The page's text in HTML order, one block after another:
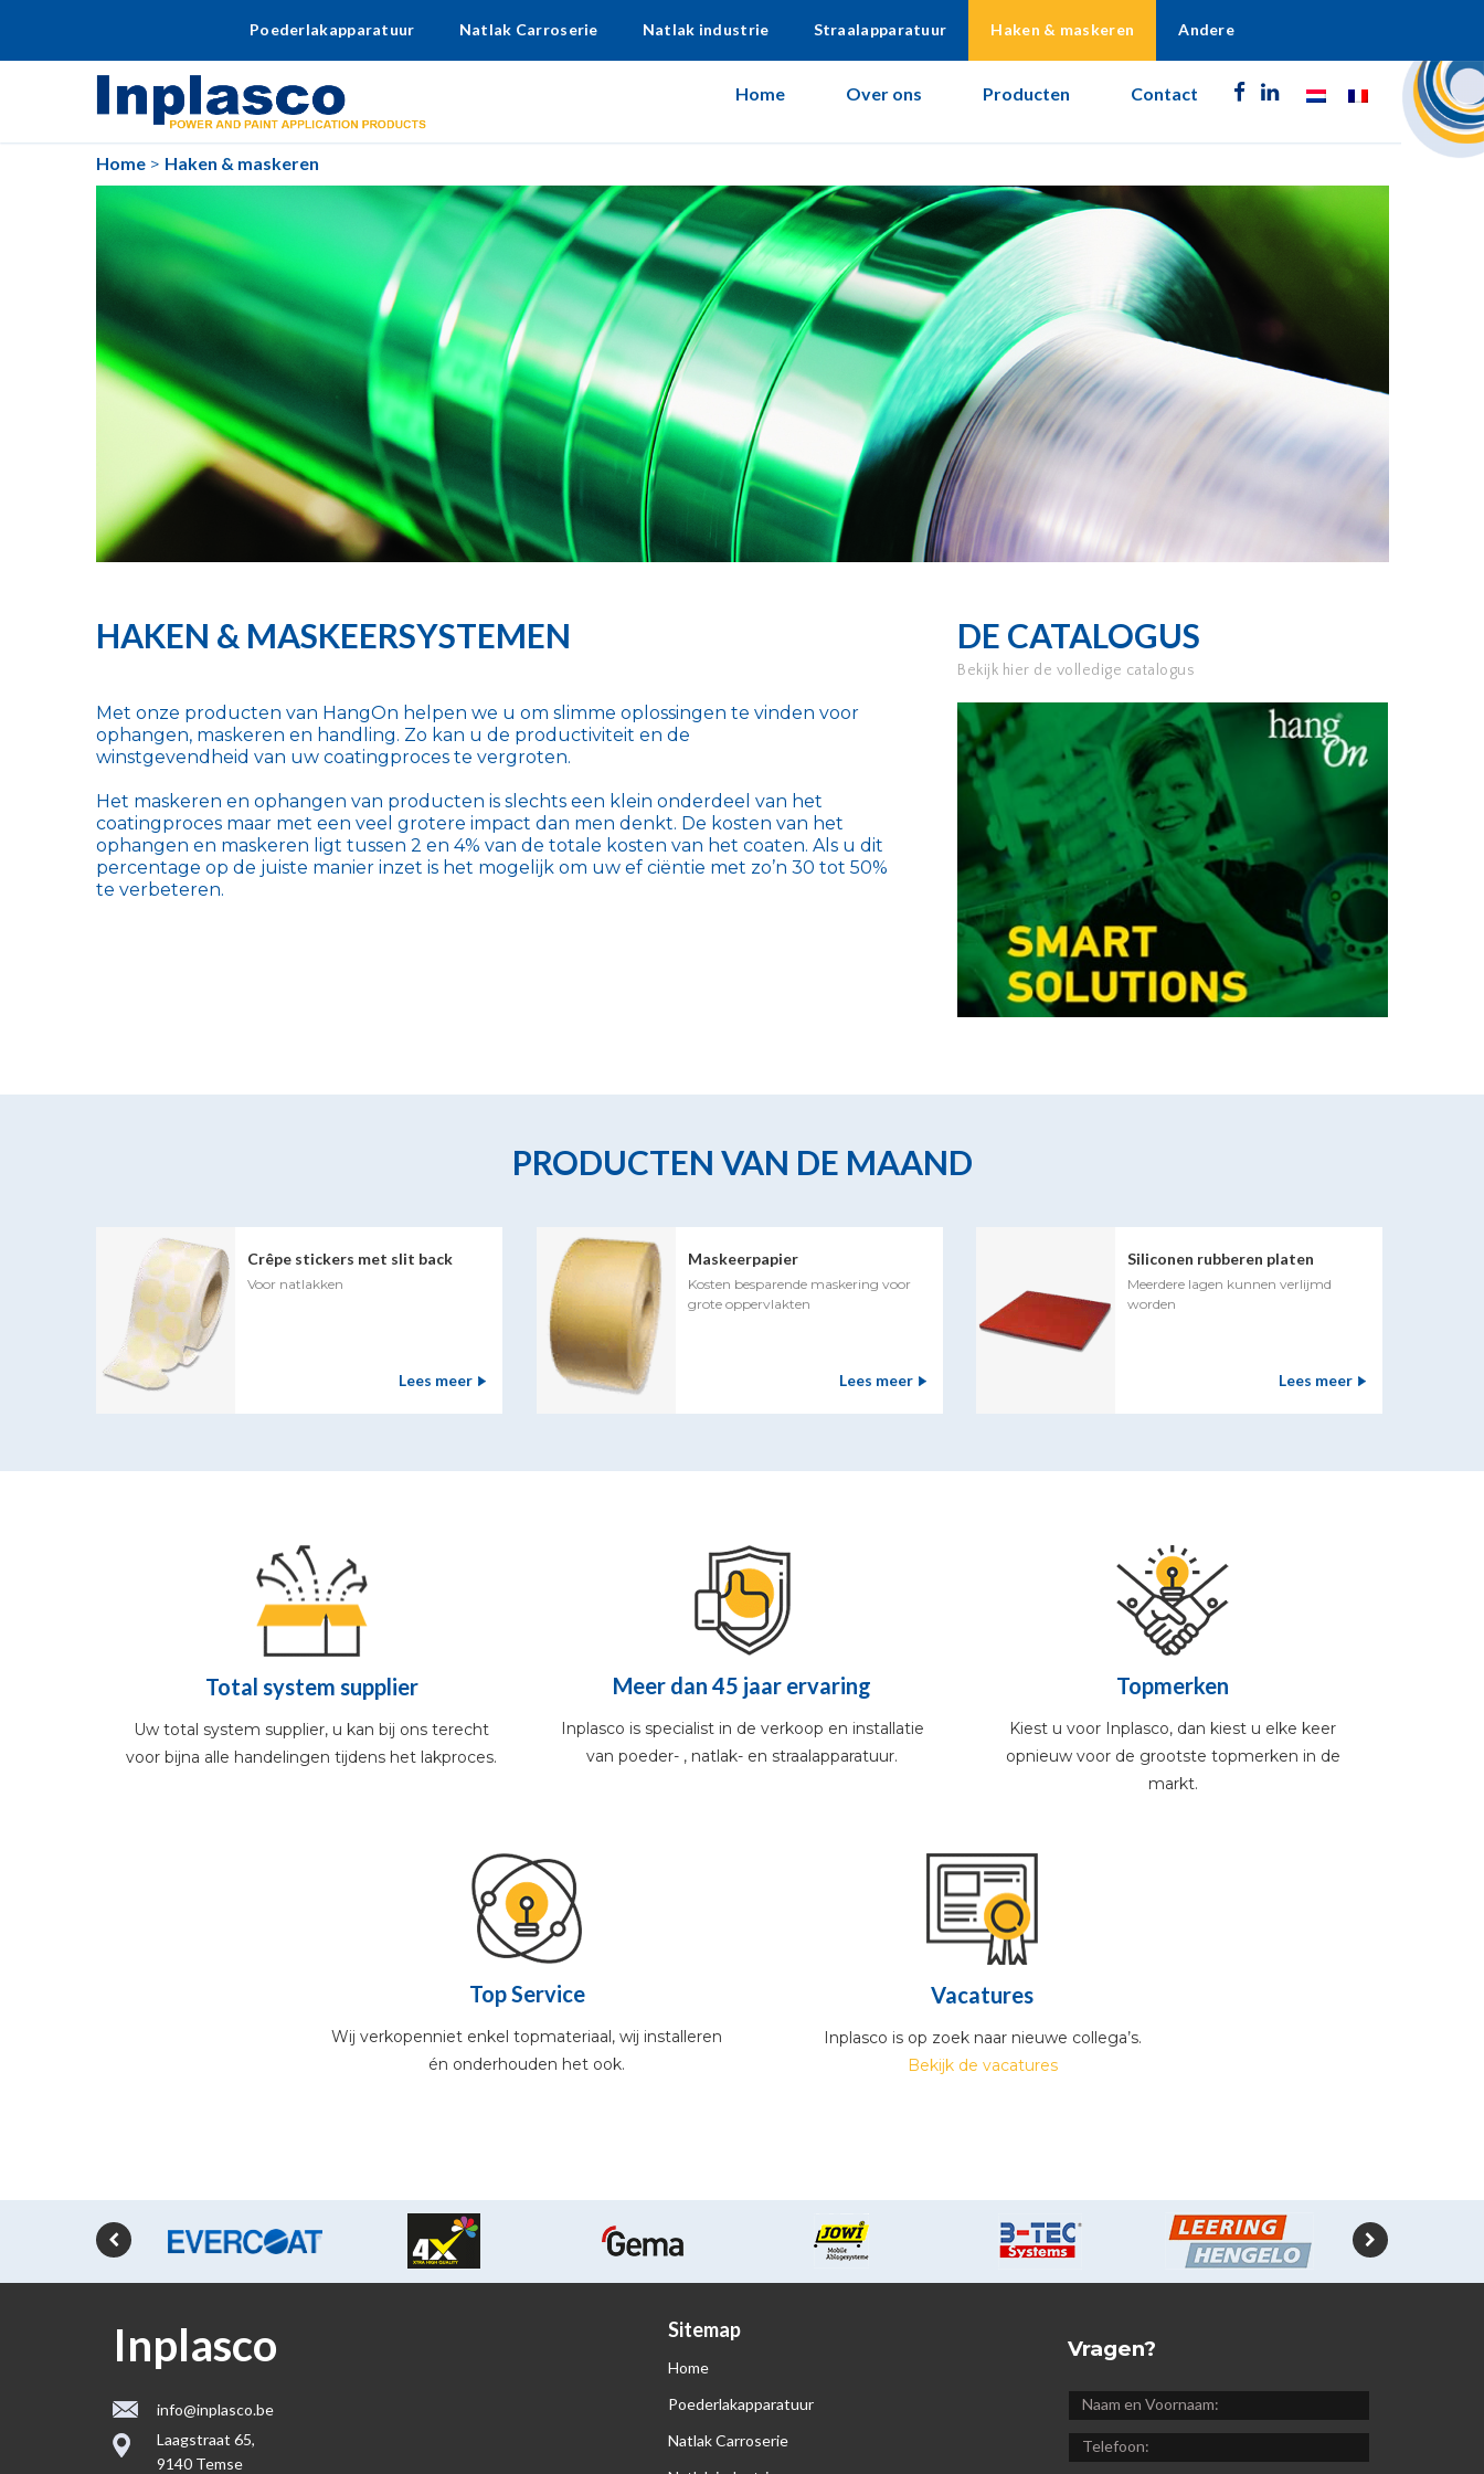
Poederlakapparatuur Natlak Carroserie Natlak industrie Straalapparatuur Haken & maskeren Andere
Home Over ons Producten Contact
Home > Haken & maskeren
HAKEN & MASKEERSYSTEMEN
Met onze producten van HangOn helpen we u om slimme oplossingen te vinden voor
ophangen, maskeren en handling. Zo kan u de productiviteit en de
winstgevendheid van uw coatingproces te vergroten.
Het maskeren en ophangen van producten is slechts een klein onderdeel van het
coatingproces maar met een veel grotere impact dan men denkt. De kosten van het
ophangen en maskeren ligt tussen 2 en 4% van de totale kosten van het coaten. Als u dit
percentage op de juiste manier inzet is het mogelijk om uw ef ciëntie met zo’n 30 tot 50%
te verbeteren.
DE CATALOGUS
Bekijk hier de volledige catalogus
PRODUCTEN VAN DE MAAND
Crêpe stickers met slit back
Voor natlakken
Lees meer
Maskeerpapier
Kosten besparende maskering voor
grote oppervlakten
Lees meer
Siliconen rubberen platen
Meerdere lagen kunnen verlijmd
worden
Lees meer
Total system supplier
Uw total system supplier, u kan bij ons terecht
voor bijna alle handelingen tijdens het lakproces.
Meer dan 45 jaar ervaring
Inplasco is specialist in de verkoop en installatie
van poeder- , natlak- en straalapparatuur.
Topmerken
Kiest u voor Inplasco, dan kiest u elke keer
opnieuw voor de grootste topmerken in de
markt.
Top Service
Wij verkopenniet enkel topmateriaal, wij installeren
én onderhouden het ook.
Vacatures
Inplasco is op zoek naar nieuwe collega’s.
Bekijk de vacatures
Inplasco
info@inplasco.be
Laagstraat 65,
9140 Temse
Sitemap
Home
Poederlakapparatuur
Natlak Carroserie
Vragen?
NAAM
EN
TELEFOON: